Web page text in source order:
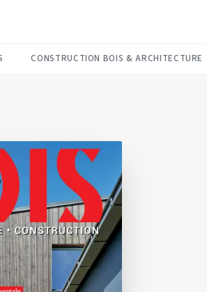
CONSTRUCTION BOIS & ARCHITECTURE